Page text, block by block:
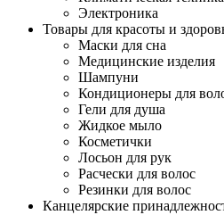
Электроника
Товары для красоты и
Маски для сна
Медицинские изделия
Шампуни
Кондиционеры для
Гели для душа
Жидкое мыло
Косметички
Лосьон для рук
Расчески для волос
Резинки для волос
Канцелярские